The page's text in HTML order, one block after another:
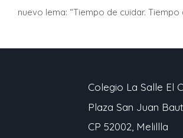
nuevo lema: “Tiempo de cuidar. Tiempo
Colegio La Salle El
Plaza San Juan
CP 52002, Melillla